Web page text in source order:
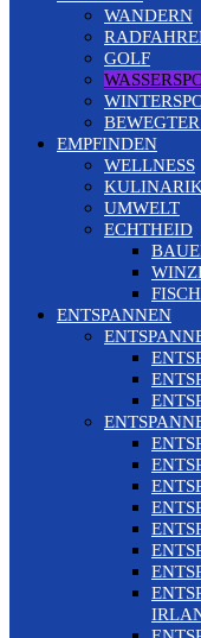
WANDERN
GOLF
EMPFINDEN
WELLNESS
KULINARIK
UMWELT
ECHTHEID
ENTSPANNEN